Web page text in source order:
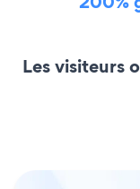
Les visiteurs